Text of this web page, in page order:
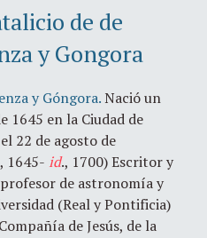
de de
y Gongora
y Góngora.Nació un
1645 en la Ciudad de
22 de agosto de
1645- id., 1700) Escritor y
de astronomía y
(Real y Pontificia)
de Jesús, de la